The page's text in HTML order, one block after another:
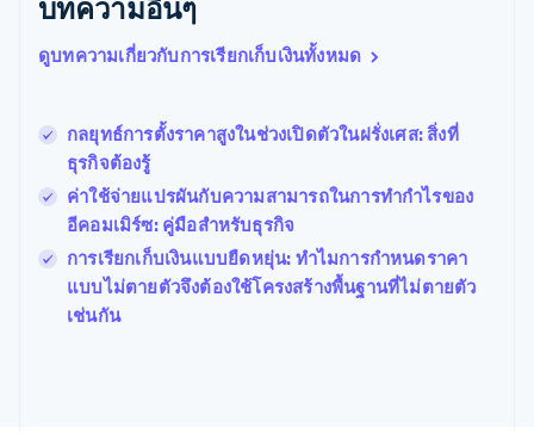
บทความอื่นๆ
ดูบทความเกี่ยวกับการเรียกเก็บเงินทั้งหมด
กลยุทธ์การตั้งราคาสูงในช่วงเปิดตัวในฝรั่งเศส: สิ่งที่
ธุรกิจต้องรู้
ค่าใช้จ่ายแปรผันกับความสามารถในการทำกำไรของ
อีคอมเมิร์ซ: คู่มือสำหรับธุรกิจ
การเรียกเก็บเงินแบบยืดหยุ่น: ทำไมการกำหนดราคา
แบบไม่ตายตัวจึงต้องใช้โครงสร้างพื้นฐานที่ไม่ตายตัว
เช่นกัน
เบลเยียม
Nederlands Français Deutsch English
โปรตุเกส
English
ฝรั่งเศส
Français English
ฟินแลนด์
EnglishSvenska
มอลตา
English
มาเลเซีย